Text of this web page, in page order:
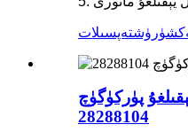
تەپسىلات
پۈركۈگۈچ
28288104